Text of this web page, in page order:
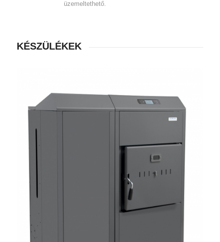
üzemeltethető.
KÉSZÜLÉKEK
Dual Therm 25 kW-os professzionális
pellet, és hasábfa tüzelésű automata kazán